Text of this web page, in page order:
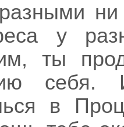
у
ты
в